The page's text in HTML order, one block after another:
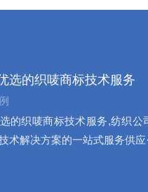
选的织唛商标技术服务
的织唛商标技术服务,纺织公
术解决方案的一站式服务供应